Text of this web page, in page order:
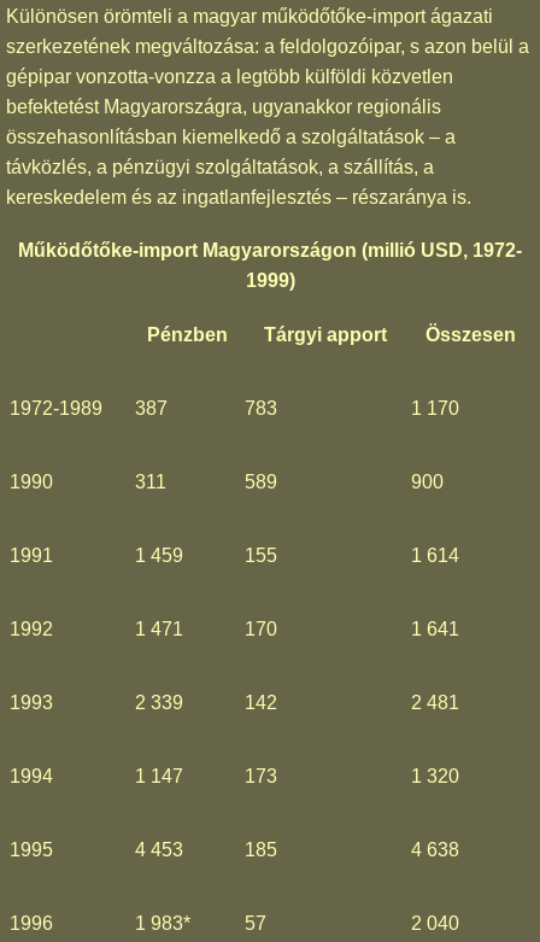
Különösen örömteli a magyar működőtőke-import ágazati
szerkezetének megváltozása: a feldolgozóipar, s azon belül a
gépipar vonzotta-vonzza a legtöbb külföldi közvetlen
befektetést Magyarországra, ugyanakkor regionális
összehasonlításban kiemelkedő a szolgáltatások – a
távközlés, a pénzügyi szolgáltatások, a szállítás, a
kereskedelem és az ingatlanfejlesztés – részaránya is.
Működőtőke-import Magyarországon (millió USD, 1972-
1999)
Pénzben Tárgyi apport Összesen
1972-1989 387 783 1 170
1990 311 589 900
1991 1 459 155 1 614
1992 1 471 170 1 641
1993 2 339 142 2 481
1994 1 147 173 1 320
1995 4 453 185 4 638
1996 1 983* 57 2 040